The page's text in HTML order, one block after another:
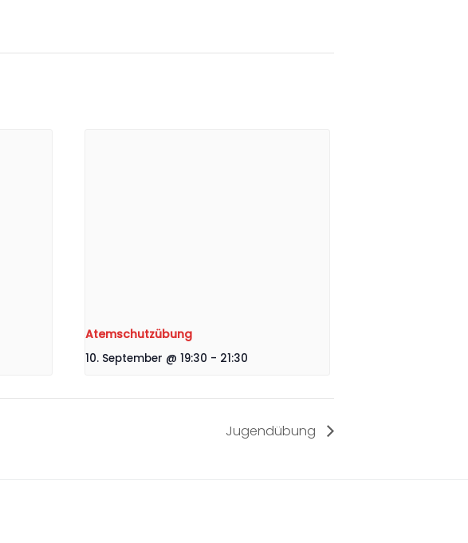
Atemschutzübung
10. September @ 19:30 - 21:30
Jugendübung